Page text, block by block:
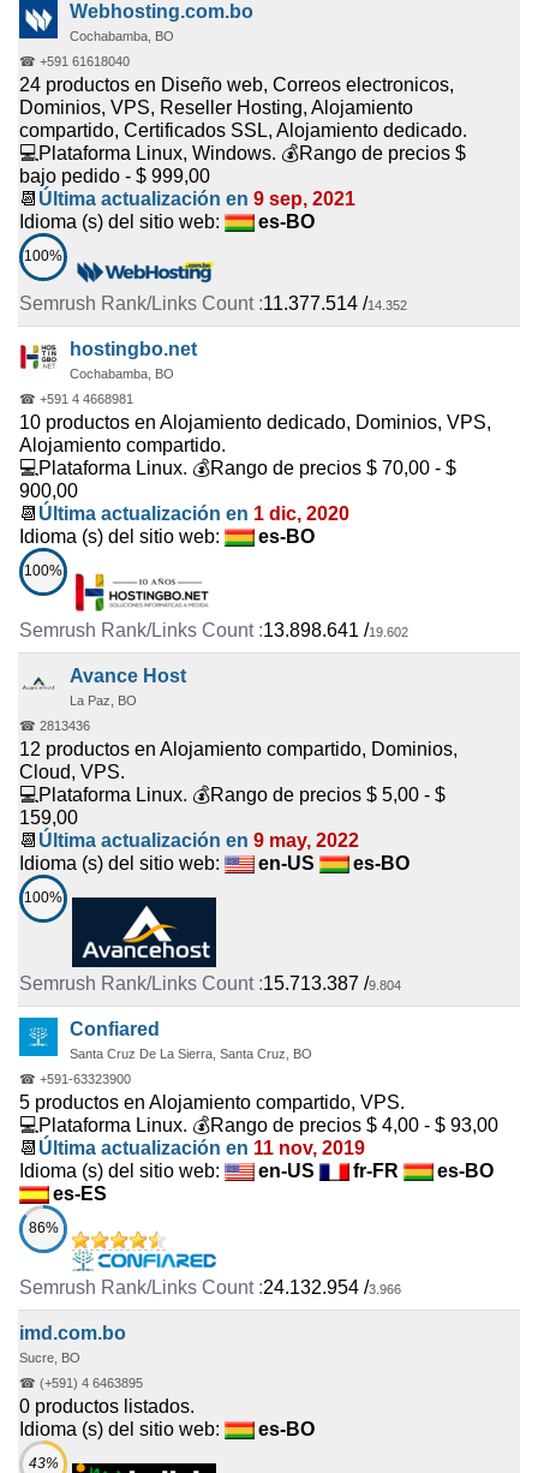
Webhosting.com.bo
Cochabamba, BO
☎ +591 61618040
24 productos en Diseño web, Correos electronicos,
Dominios, VPS, Reseller Hosting, Alojamiento
compartido, Certificados SSL, Alojamiento dedicado.
💻Plataforma Linux, Windows. 💰Rango de precios $
bajo pedido - $ 999,00
📆 Última actualización en 9 sep, 2021
Idioma (s) del sitio web:
es-BO
100%
11.377.514 /14.352
hostingbo.net
Cochabamba, BO
☎ +591 4 4668981
10 productos en Alojamiento dedicado, Dominios, VPS,
Alojamiento compartido.
💻Plataforma Linux. 💰Rango de precios $ 70,00 - $
900,00
📆 Última actualización en 1 dic, 2020
Idioma (s) del sitio web:
es-BO
100%
13.898.641 /19.602
Avance Host
La Paz, BO
☎ 2813436
12 productos en Alojamiento compartido, Dominios,
Cloud, VPS.
💻Plataforma Linux. 💰Rango de precios $ 5,00 - $
159,00
📆 Última actualización en 9 may, 2022
Idioma (s) del sitio web:
en-US es-BO
100%
15.713.387 /9.804
Confiared
Santa Cruz De La Sierra, Santa Cruz, BO
☎ +591-63323900
5 productos en Alojamiento compartido, VPS.
💻Plataforma Linux. 💰Rango de precios $ 4,00 - $ 93,00
📆 Última actualización en 11 nov, 2019
Idioma (s) del sitio web:
en-US fr-FR
es-BO
es-ES
86%
24.132.954 /3.966
imd.com.bo
Sucre, BO
☎ (+591) 4 6463895
0 productos listados.
Idioma (s) del sitio web:
es-BO
43%